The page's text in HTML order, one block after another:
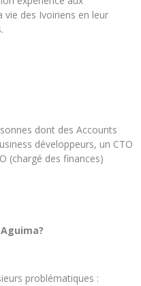
vie des Ivoiriens en leur
dont des Accounts
développeurs, un CTO
(chargé des finances)
problématiques :